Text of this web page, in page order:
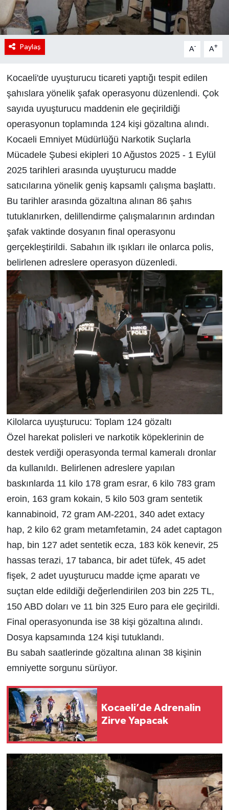
Paylaş A- A+
Kocaeli'de uyuşturucu ticareti yaptığı tespit edilen
şahıslara yönelik şafak operasyonu düzenlendi. Çok
sayıda uyuşturucu maddenin ele geçirildiği
operasyonun toplamında 124 kişi gözaltına alındı.
Kocaeli Emniyet Müdürlüğü Narkotik Suçlarla
Mücadele Şubesi ekipleri 10 Ağustos 2025 - 1 Eylül
2025 tarihleri arasında uyuşturucu madde
satıcılarına yönelik geniş kapsamlı çalışma başlattı.
Bu tarihler arasında gözaltına alınan 86 şahıs
tutuklanırken, delillendirme çalışmalarının ardından
şafak vaktinde dosyanın final operasyonu
gerçekleştirildi. Sabahın ilk ışıkları ile onlarca polis,
belirlenen adreslere operasyon düzenledi.
Kilolarca uyuşturucu: Toplam 124 gözaltı
Özel harekat polisleri ve narkotik köpeklerinin de
destek verdiği operasyonda termal kameralı dronlar
da kullanıldı. Belirlenen adreslere yapılan
baskınlarda 11 kilo 178 gram esrar, 6 kilo 783 gram
eroin, 163 gram kokain, 5 kilo 503 gram sentetik
kannabinoid, 72 gram AM-2201, 340 adet extacy
hap, 2 kilo 62 gram metamfetamin, 24 adet captagon
hap, bin 127 adet sentetik ecza, 183 kök kenevir, 25
hassas terazi, 17 tabanca, bir adet tüfek, 45 adet
fişek, 2 adet uyuşturucu madde içme aparatı ve
suçtan elde edildiği değerlendirilen 203 bin 225 TL,
150 ABD doları ve 11 bin 325 Euro para ele geçirildi.
Final operasyonunda ise 38 kişi gözaltına alındı.
Dosya kapsamında 124 kişi tutuklandı.
Bu sabah saatlerinde gözaltına alınan 38 kişinin
emniyette sorgunu sürüyor.
Kocaeli’de Adrenalin
Zirve Yapacak